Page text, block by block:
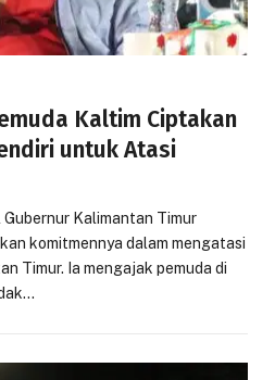
Kaltim Ciptakan
untuk Atasi
Kalimantan Timur
komitmennya dalam mengatasi
Timur. Ia mengajak pemuda di